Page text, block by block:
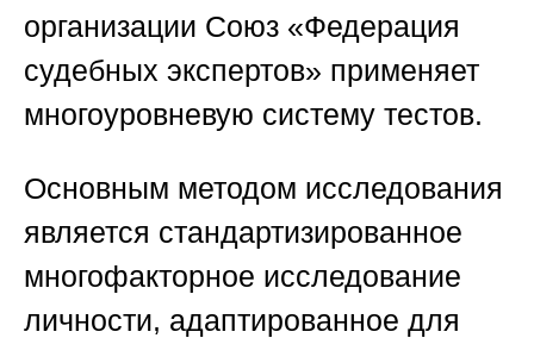
организации Союз «Федерация
судебных экспертов» применяет
многоуровневую систему тестов.
Основным методом исследования
является стандартизированное
многофакторное исследование
личности, адаптированное для